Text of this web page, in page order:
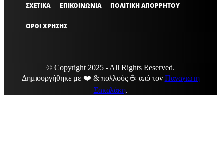
ΣΧΕΤΙΚΑ ΕΠΙΚΟΙΝΩΝΙΑ ΠΟΛΙΤΙΚΗ ΑΠΟΡΡΗΤΟΥ
ΟΡΟΙ ΧΡΗΣΗΣ
© Copyright 2025 - All Rights Reserved.
Δημιουργήθηκε με ❤️ & πολλούς ☕ από τον Παναγιώτη
Σακαλάκη.